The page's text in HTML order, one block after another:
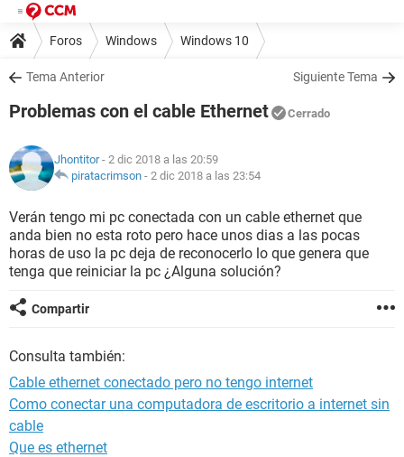
Foros Windows Windows 10
Tema Anterior Siguiente Tema
Problemas con el cable Ethernet Cerrado
Jhontitor- 2 dic 2018 a las 20:59
piratacrimson - 2 dic 2018 a las 23:54
Verán tengo mi pc conectada con un cable ethernet que
anda bien no esta roto pero hace unos dias a las pocas
horas de uso la pc deja de reconocerlo lo que genera que
tenga que reiniciar la pc ¿Alguna solución?
Compartir
Consulta también:
Cable ethernet conectado pero no tengo internet
Como conectar una computadora de escritorio a internet sin
cable
Que es ethernet